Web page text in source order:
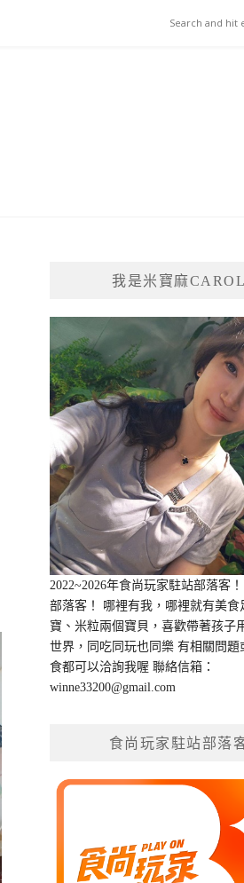
我是米寶麻CAROL
2022~2026年食尚玩家駐站部落客
部落客！ 哪裡有我，哪裡就有美食
寶、米粒兩個寶貝，喜歡帶著孩子
世界，同吃同玩也同樂 有相關問題
食都可以洽詢我喔 聯絡信箱：
winne33200@gmail.com
食尚玩家駐站部落